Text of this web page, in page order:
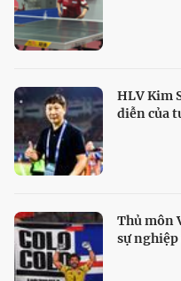
HLV Kim
diễn của
Thủ môn
sự